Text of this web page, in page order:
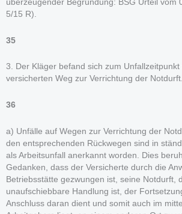
überzeugender Begründung: BSG Urteil vom
5/15 R).
35
3. Der Kläger befand sich zum
versicherten Weg zur Verrichtung der Notdurft.
36
a) Unfälle auf Wegen zur Verrichtung der
den entsprechenden Rückwegen sind in
als Arbeitsunfall anerkannt worden. Dies
Gedanken, dass der Versicherte durch die
Betriebsstätte gezwungen ist, seine Notdurft,
unaufschiebbare Handlung ist, der
Anschluss daran dient und somit auch im